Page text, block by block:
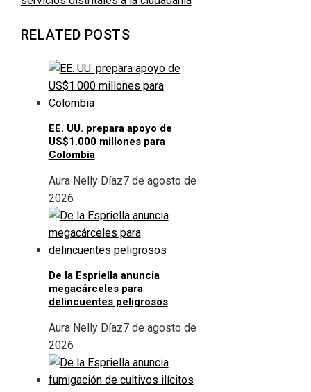
RELATED POSTS
EE. UU. prepara apoyo de
US$1.000 millones para
Colombia
Aura Nelly Díaz7 de agosto de
2026
De la Espriella anuncia
megacárceles para
delincuentes peligrosos
Aura Nelly Díaz7 de agosto de
2026